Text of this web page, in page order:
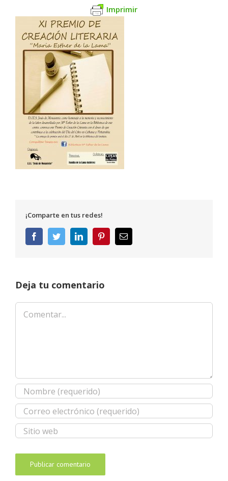
Imprimir
¡Comparte en tus redes!
FacebookTwitterLinkedInPinterestCorreo
electrónico
Deja tu comentario
Comentar